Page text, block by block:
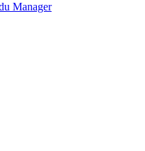
Manager